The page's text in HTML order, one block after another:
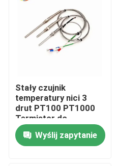
Stały czujnik
temperatury nici 3
drut PT100 PT1000
Termistor do
dokładnego pomiaru
Wyślij zapytanie